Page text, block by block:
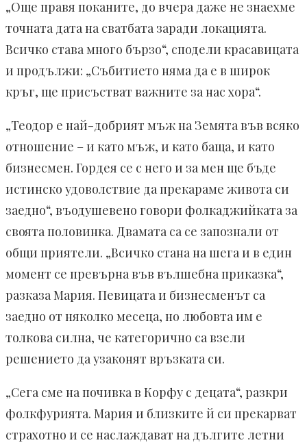
„Още правя поканите, до вчера даже не знаехме
точната дата на сватбата заради локацията.
Всичко става много бързо“, сподели красавицата
и продължи: „Събитието няма да е в широк
кръг, ще присъстват важните за нас хора“.
„Теодор е най-добрият мъж на Земята във всяко
отношение – и като мъж, и като баща, и като
бизнесмен. Гордея се с него и за мен ще бъде
истинско удоволствие да прекараме живота си
заедно“, въодушевено говори фолкаджийката за
своята половинка. Двамата са се запознали от
общи приятели. „Всичко стана на шега и в един
момент се превърна във вълшебна приказка“,
разказа Мария. Певицата и бизнесменът са
заедно от няколко месеца, но любовта им е
толкова силна, че категорично са взели
решението да узаконят връзката си.
„Сега сме на почивка в Корфу с децата“, разкри
фолкфурията. Мария и близките й си прекарват
страхотно и се наслаждават на дългите летни